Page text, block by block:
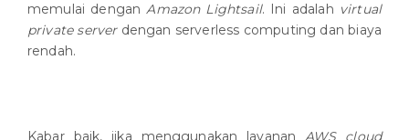
memulai denganAmazon Lightsail. Ini adalah virtual
private serverdengan serverless computing dan biaya
rendah.
Kabar baik, jika menggunakan layanan AWS cloud